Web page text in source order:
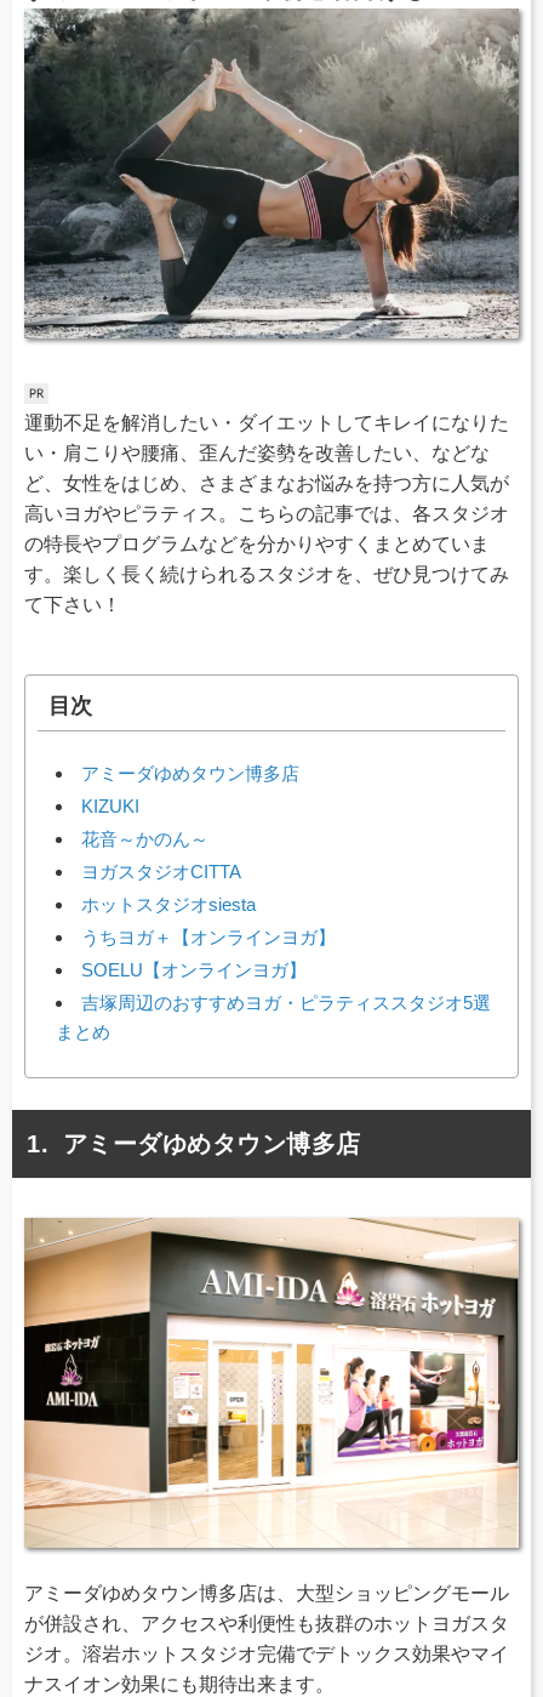
運動不足を解消したい・ダイエットしてキレイになりた
い・肩こりや腰痛、歪んだ姿勢を改善したい、などな
ど、女性をはじめ、さまざまなお悩みを持つ方に人気が
高いヨガやピラティス。こちらの記事では、各スタジオ
の特長やプログラムなどを分かりやすくまとめていま
す。楽しく長く続けられるスタジオを、ぜひ見つけてみ
て下さい！
目次
アミーダゆめタウン博多店
KIZUKI
花音～かのん～
ヨガスタジオCITTA
ホットスタジオsiesta
うちヨガ＋【オンラインヨガ】
SOELU【オンラインヨガ】
吉塚周辺のおすすめヨガ・ピラティススタジオ5選
まとめ
アミーダゆめタウン博多店
アミーダゆめタウン博多店は、大型ショッピングモール
が併設され、アクセスや利便性も抜群のホットヨガスタ
ジオ。溶岩ホットスタジオ完備でデトックス効果やマイ
ナスイオン効果にも期待出来ます。